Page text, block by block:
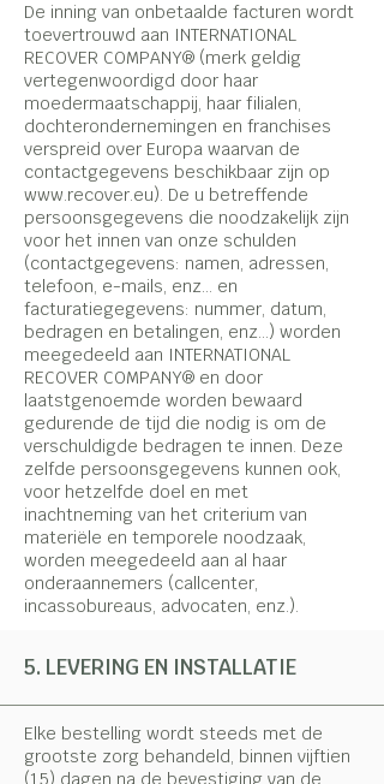
De inning van onbetaalde facturen wordt
toevertrouwd aan INTERNATIONAL
RECOVER COMPANY® (merk geldig
vertegenwoordigd door haar
moedermaatschappij, haar filialen,
dochterondernemingen en franchises
verspreid over Europa waarvan de
contactgegevens beschikbaar zijn op
www.recover.eu). De u betreffende
persoonsgegevens die noodzakelijk zijn
voor het innen van onze schulden
(contactgegevens: namen, adressen,
telefoon, e-mails, enz... en
facturatiegegevens: nummer, datum,
bedragen en betalingen, enz...) worden
meegedeeld aan INTERNATIONAL
RECOVER COMPANY® en door
laatstgenoemde worden bewaard
gedurende de tijd die nodig is om de
verschuldigde bedragen te innen. Deze
zelfde persoonsgegevens kunnen ook,
voor hetzelfde doel en met
inachtneming van het criterium van
materiële en temporele noodzaak,
worden meegedeeld aan al haar
onderaannemers (callcenter,
incassobureaus, advocaten, enz.).
5. LEVERING EN INSTALLATIE
Elke bestelling wordt steeds met de
grootste zorg behandeld, binnen vijftien
(15) dagen na de bevestiging van de